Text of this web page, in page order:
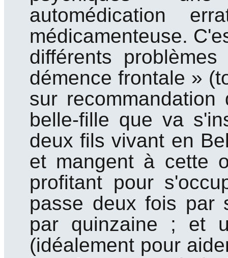
automédication
médicamenteuse.
différents
démence frontale »
sur
belle-fille que va
deux fils vivant en
et mangent à cette
profitant pour
passe deux fois par
par quinzaine ; et
(idéalement pour